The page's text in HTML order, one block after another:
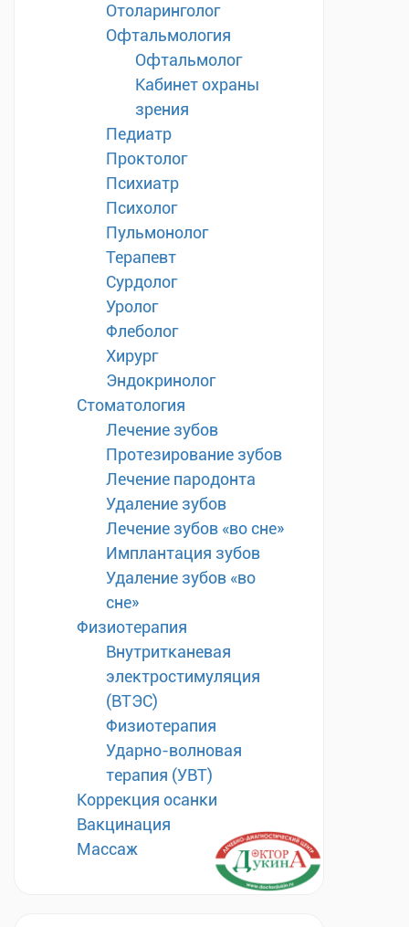
Отоларинголог
Офтальмология
Офтальмолог
Кабинет охраны
зрения
Педиатр
Проктолог
Психиатр
Психолог
Пульмонолог
Терапевт
Сурдолог
Уролог
Флеболог
Хирург
Эндокринолог
Стоматология
Лечение зубов
Протезирование зубов
Лечение пародонта
Удаление зубов
Лечение зубов «во сне»
Имплантация зубов
Удаление зубов «во
сне»
Физиотерапия
Внутритканевая
электростимуляция
(ВТЭС)
Физиотерапия
Ударно-волновая
терапия (УВТ)
Коррекция осанки
Вакцинация
Массаж